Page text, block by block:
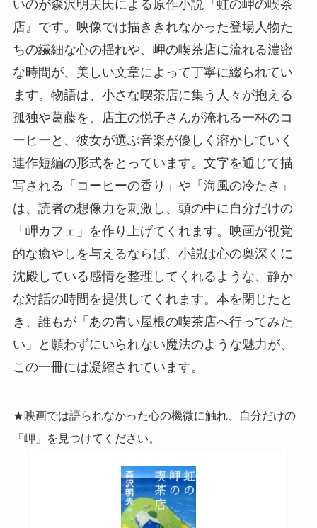
いのが森沢明夫氏による原作小説『虹の岬の喫茶
店』です。映像では描ききれなかった登場人物た
ちの繊細な心の揺れや、岬の喫茶店に流れる濃密
な時間が、美しい文章によって丁寧に綴られてい
ます。物語は、小さな喫茶店に集う人々が抱える
孤独や葛藤を、店主の悦子さんが淹れる一杯のコ
ーヒーと、彼女が選ぶ音楽が優しく溶かしていく
連作短編の形式をとっています。文字を通じて描
写される「コーヒーの香り」や「海風の冷たさ」
は、読者の想像力を刺激し、頭の中に自分だけの
「岬カフェ」を作り上げてくれます。映画が視覚
的な癒やしを与えるならば、小説は心の奥深くに
沈殿している感情を整理してくれるような、静か
な対話の時間を提供してくれます。本を閉じたと
き、誰もが「あの青い屋根の喫茶店へ行ってみた
い」と願わずにいられない魔法のような魅力が、
この一冊には凝縮されています。
★映画では語られなかった心の機微に触れ、自分だけの
「岬」を見つけてください。